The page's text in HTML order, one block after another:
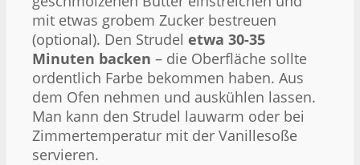
mit etwas grobem Zucker bestreuen
(optional). Den Strudel etwa 30-35
Minuten backen – die Oberfläche sollte
ordentlich Farbe bekommen haben. Aus
dem Ofen nehmen und auskühlen lassen.
Man kann den Strudel lauwarm oder bei
Zimmertemperatur mit der Vanillesoße
servieren.